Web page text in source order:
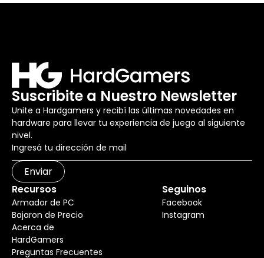
Suscribite a Nuestro Newsletter
Unite a Hardgamers y recibí las últimas novedades en
hardware para llevar tu experiencia de juego al siguiente
nivel.
Enviar
Recursos
Armador de PC
Bajaron de Precio
Acerca de
HardGamers
Preguntas Frecuentes
Seguinos
Facebook
Instagram